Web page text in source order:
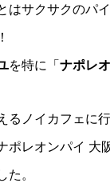
はサクサクのパ
を特に「 ナポレ
るノイカフェに
ポレオンパイ 大
た。